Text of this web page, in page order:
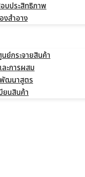
บประสิทธิภาพ
งสำอาง
ย์กระจายสินค้า
ะการผสม
ฒนาสูตร
ยนสินค้า